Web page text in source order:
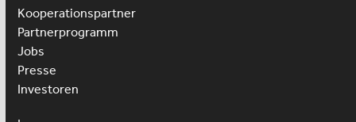
Kooperationspartner
Partnerprogramm
Jobs
Presse
Investoren